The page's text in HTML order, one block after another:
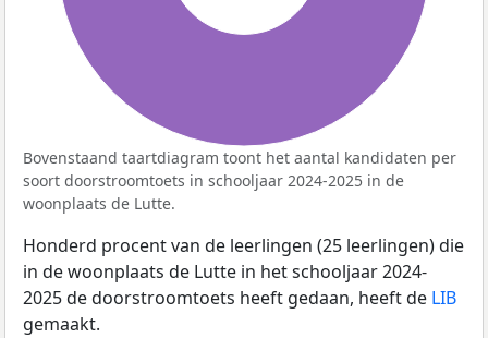
Bovenstaand taartdiagram toont het aantal kandidaten per
soort doorstroomtoets in schooljaar 2024-2025 in de
woonplaats de Lutte.
Honderd procent van de leerlingen (25 leerlingen) die
in de woonplaats de Lutte in het schooljaar 2024-
2025 de doorstroomtoets heeft gedaan, heeft de LIB
gemaakt.